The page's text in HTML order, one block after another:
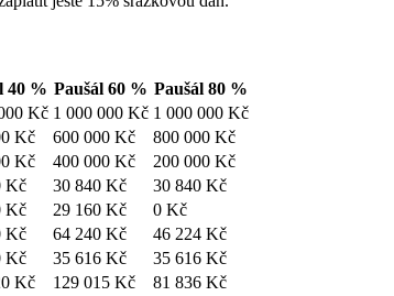
40 % Paušál 60 % Paušál 80 %
Kč 1 000 000 Kč 1 000 000 Kč
Kč 600 000 Kč
800 000 Kč
Kč 400 000 Kč
200 000 Kč
Kč 30 840 Kč
30 840 Kč
Kč 29 160 Kč
0 Kč
Kč 64 240 Kč
46 224 Kč
Kč 35 616 Kč
35 616 Kč
Kč 129 015 Kč
81 836 Kč